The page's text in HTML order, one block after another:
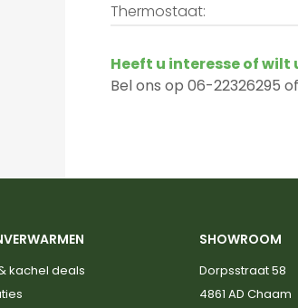
Thermostaat:
Heeft u interesse of
Bel ons op 06-22326295
kachel deals
SHOWROOM
Dorpsstraat 58
4861 AD Chaam